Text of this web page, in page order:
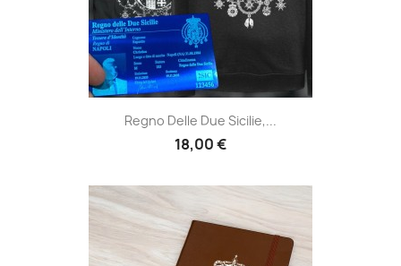
Regno Delle Due Sicilie,...
18,00 €